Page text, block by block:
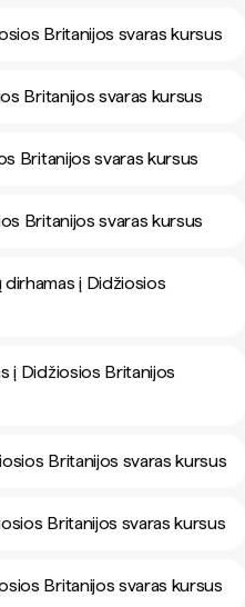
Britanijos svaras kursus
Britanijos svaras kursus
Britanijos svaras kursus
Britanijos svaras kursus
į Didžiosios
į Didžiosios Britanijos
Britanijos svaras kursus
Britanijos svaras kursus
Britanijos svaras kursus